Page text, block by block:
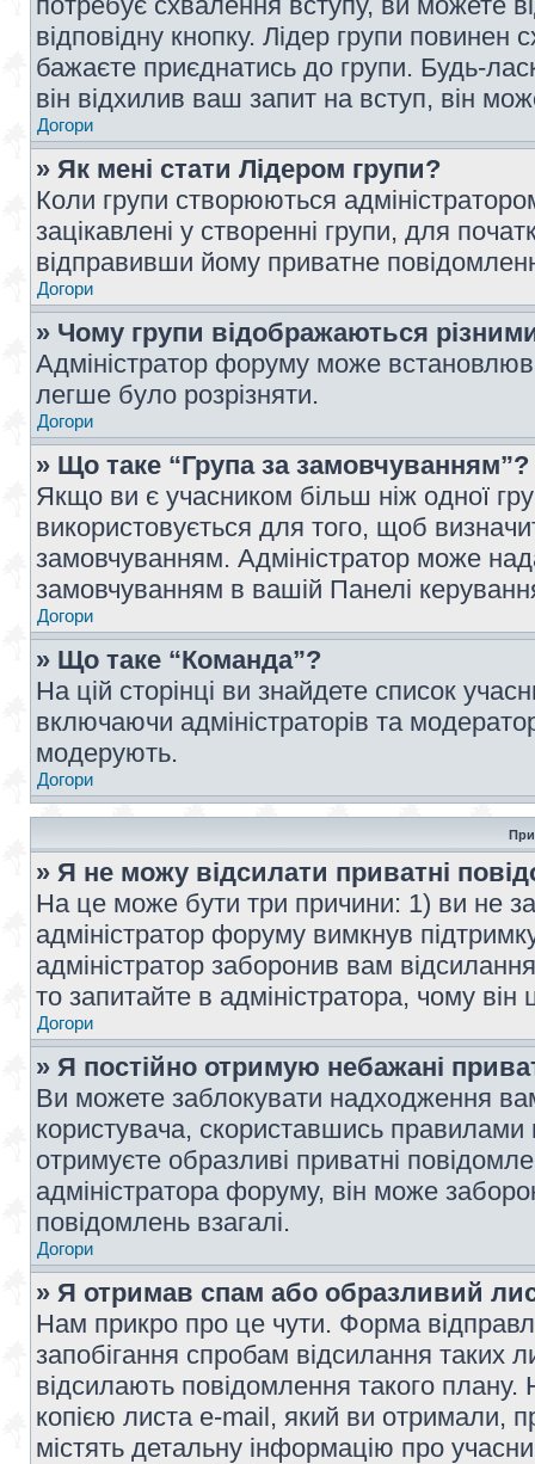
відповідну кнопку. Лідер групи
бажаєте приєднатись до групи. Будь-
він відхилив ваш запит на вступ, він
Догори
» Як мені стати Лідером групи?
Коли групи створюються
зацікавлені у створенні групи, для
відправивши йому приватне
Догори
» Чому групи відображаються
Адміністратор форуму може
легше було розрізняти.
Догори
» Що таке “Група за замовчуванням”?
Якщо ви є учасником більш ніж одної
використовується для того, щоб
замовчуванням. Адміністратор може
замовчуванням в вашій Панелі
Догори
» Що таке “Команда”?
На цій сторінці ви знайдете список
включаючи адміністраторів та
модерують.
Догори
» Я не можу відсилати приватні
На це може бути три причини: 1) ви не
адміністратор форуму вимкнув
адміністратор заборонив вам
то запитайте в адміністратора, чому він
Догори
» Я постійно отримую небажані
Ви можете заблокувати надходження
користувача, скориставшись
отримуєте образливі приватні
адміністратора форуму, він може
повідомлень взагалі.
Догори
» Я отримав спам або образливий
Нам прикро про це чути. Форма
запобігання спробам відсилання таких
відсилають повідомлення такого
копією листа e-mail, який ви отримали,
містять детальну інформацію про